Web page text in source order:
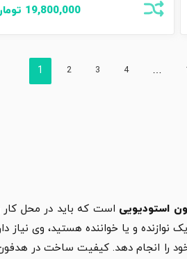
19,800,000
1 2 3 4 …
استودیویی است که باید در محل کار
و یا خواننده هستید، وی نیاز
خود را انجام دهد. کیفیت ساخت در